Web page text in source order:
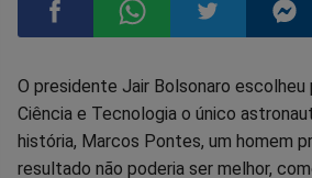
Compartilhar
no
Compartilhar
no
Compartilhar
no
no
O presidente Jair Bolsonaro escolheu
Ciência e Tecnologia o único
história, Marcos Pontes, um homem
resultado não poderia ser melhor,